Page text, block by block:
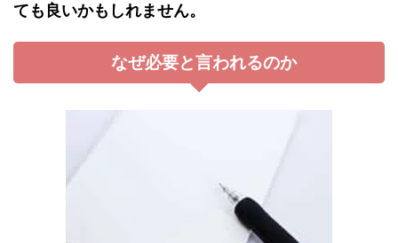
ても良いかもしれません。
なぜ必要と言われるのか